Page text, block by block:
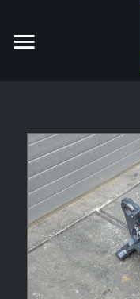
Monteur
Allround CNC Verspaner
Spare parts manager
januari 2023